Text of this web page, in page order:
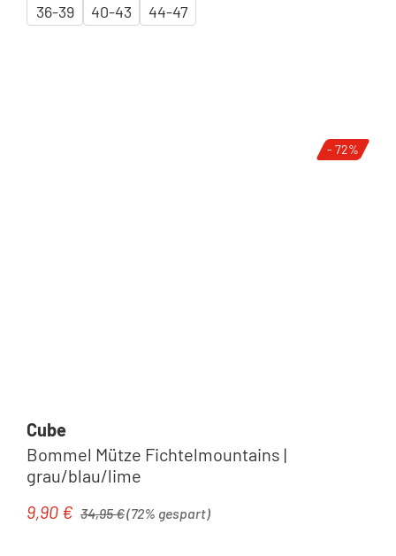
36-39 40-43 44-47
- 72%
Cube
Bommel Mütze Fichtelmountains |
grau/blau/lime
Verkaufspreis:
9,90 € 34,95 €(72% gespart)